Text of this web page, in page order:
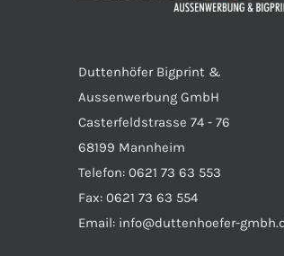
Duttenhöfer Bigprint &
Aussenwerbung GmbH
Casterfeldstrasse 74 - 76
68199 Mannheim
Telefon: 0621 73 63 553
Fax: 0621 73 63 554
Email: info@duttenhoefer-